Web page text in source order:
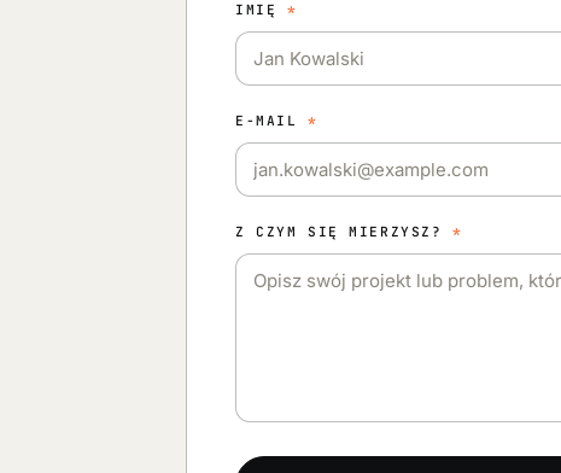
IMIĘ *
E-MAIL *
Z CZYM SIĘ MIERZYSZ? *